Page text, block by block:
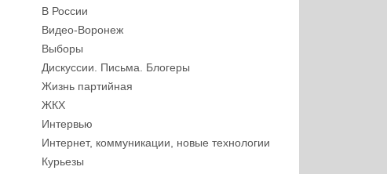
В России
Видео-Воронеж
Выборы
Дискуссии. Письма. Блогеры
Жизнь партийная
ЖКХ
Интервью
Интернет, коммуникации, новые технологии
Курьезы